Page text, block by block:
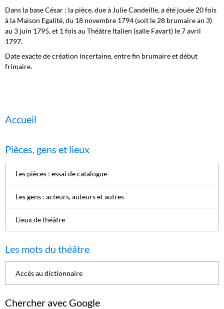
Dans la base César : la pièce, due à Julie Candeille, a été jouée 20 fois
à la Maison Egalité, du 18 novembre 1794 (soit le 28 brumaire an 3)
au 3 juin 1795, et 1 fois au Théâtre Italien (salle Favart) le 7 avril
1797.
Date exacte de création incertaine, entre fin brumaire et début
frimaire.
Accueil
Pièces, gens et lieux
Les pièces : essai de catalogue
Les gens : acteurs, auteurs et autres
Lieux de théâtre
Les mots du théâtre
Accès au dictionnaire
Chercher avec Google